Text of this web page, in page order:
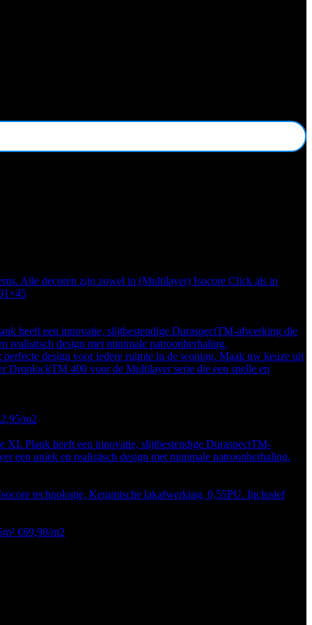
Alle decoren zijn zowel in (Multilayer) Isocore Click als in
heeft een innovatie, slijtbestendige DuraspectTM-afwerking die
realistisch design met minimale patroonherhaling.
design voor iedere ruimte in de woning. Maak uw keuze uit
DroplockTM 400 voor de Multilayer serie die een snelle en
m2
Plank heeft een innovatie, slijtbestendige DuraspectTM-
een uniek en realistisch design met minimale patroonherhaling.
technologie, Keramische lakafwerking, 0,55PU. Inclusief
€69,98/m2